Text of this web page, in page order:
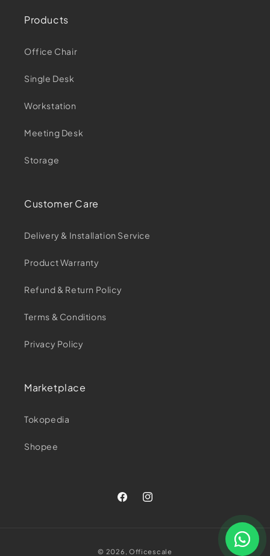
Products
Office Chair
Single Desk
Workstation
Meeting Desk
Storage
Customer Care
Delivery & Installation Service
Product Warranty
Refund & Return Policy
Terms & Conditions
Privacy Policy
Marketplace
Tokopedia
Shopee
FacebookInstagram
© 2026, Officescale